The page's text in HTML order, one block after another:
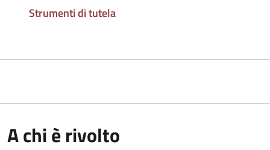
Strumenti di tutela
A chi è rivolto